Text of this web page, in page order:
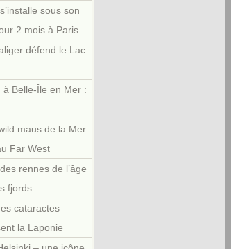
sous son
2 mois à Paris
défend le Lac
à Belle-Île en Mer :
maus de la Mer
Far West
rennes de l’âge
fjords
cataractes
la Laponie